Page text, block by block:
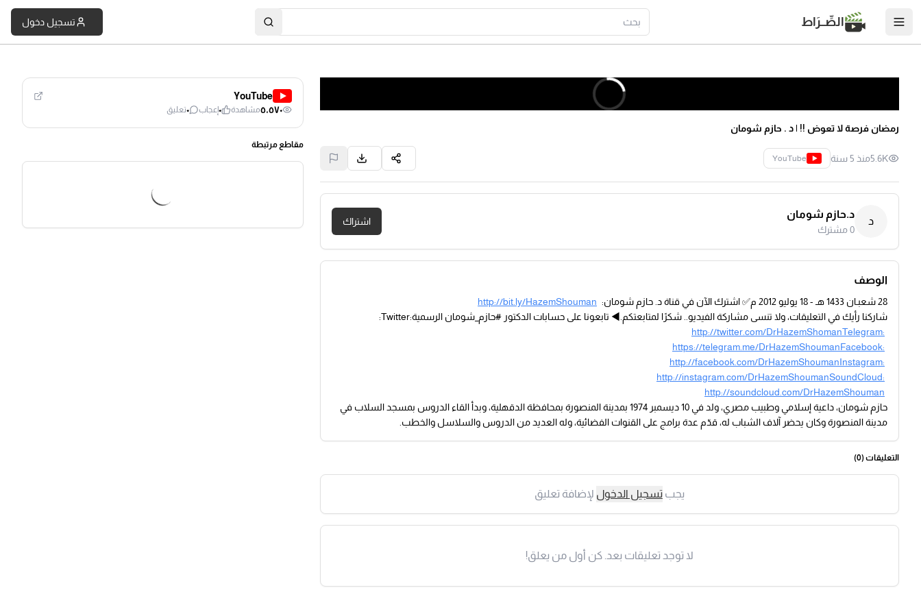
الصِّــرَاط تسجيل دخول
رمضان فرصة لا تعوض !! | د . حازم شومان
5.6Kمنذ 5 سنة YouTube
د
د.حازم شومان
0مشترك
اشتراك
الوصف
28 شعبـان 1433 هـ - 18 يوليو 2012 م✅ اشترك الآن في قناة د. حازم شومان:
http://bit.ly/HazemShouman
شاركنا رأيك في التعليقات، ولا تنسى مشاركة الفيديو.. شكرًا لمتابعتكم.◀ تابعونا على حسابات الدكتور #حازم_شومان الرسمية:Twitter:
http://twitter.com/DrHazemShomanTelegram:
https://telegram.me/DrHazemShoumanFacebook:
http://facebook.com/DrHazemShoumanInstagram:
http://instagram.com/DrHazemShoumanSoundCloud:
http://soundcloud.com/DrHazemShouman
حازم شومان، داعية إسلامي وطبيب مصري، ولد في 10 ديسمبر 1974 بمدينة المنصورة بمحافظة الدقهلية، وبدأ القاء الدروس بمسجد السلاب في
مدينة المنصورة وكان يحضر آلاف الشباب له، قدّم عدة برامج على القنوات الفضائية، وله العديد من الدروس والسلاسل والخطب.
التعليقات (0
)
يجبتسجيل الدخول لإضافة تعليق
لا توجد تعليقات بعد. كن أول من يعلق!
YouTube
٥٬٥٧٠مشاهدة ٠إعجاب ٠تعليق
مقاطع مرتبطة